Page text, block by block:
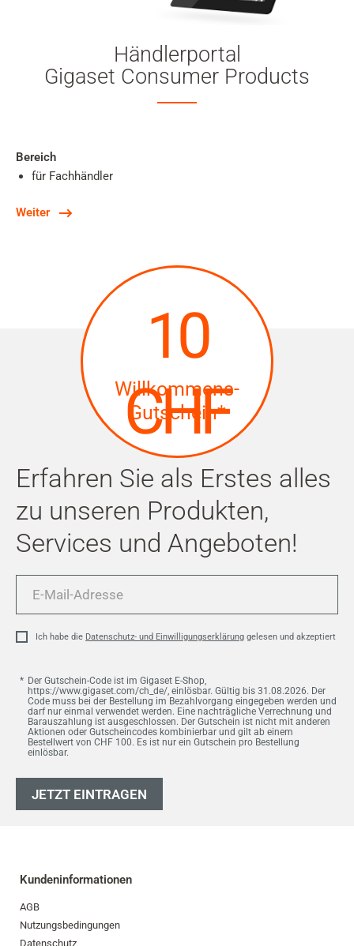
Händlerportal
Gigaset Consumer Products
Bereich
für Fachhändler
Weiter
10
CHF
Willkommens-
Gutschein*
Erfahren Sie als Erstes alles
zu unseren Produkten,
Services und Angeboten!
Mail-
Ich habe die Datenschutz- und Einwilligungserklärung gelesen und akzeptiert
Der Gutschein-Code ist im Gigaset E-Shop,
https://www.gigaset.com/ch_de/, einlösbar. Gültig bis 31.08.2026. Der
Code muss bei der Bestellung im Bezahlvorgang eingegeben werden und
darf nur einmal verwendet werden. Eine nachträgliche Verrechnung und
Barauszahlung ist ausgeschlossen. Der Gutschein ist nicht mit anderen
Aktionen oder Gutscheincodes kombinierbar und gilt ab einem
Bestellwert von CHF 100. Es ist nur ein Gutschein pro Bestellung
einlösbar.
JETZT EINTRAGEN
Kundeninformationen
AGB
Nutzungsbedingungen
Datenschutz